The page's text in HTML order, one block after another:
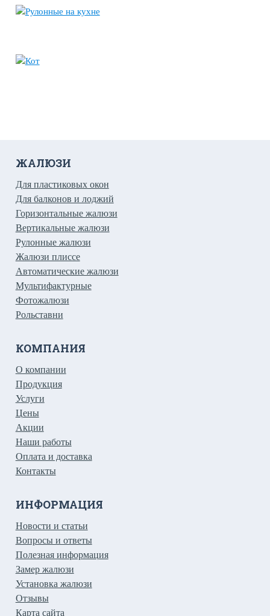
ЖАЛЮЗИ
Для пластиковых окон
Для балконов и лоджий
Горизонтальные жалюзи
Вертикальные жалюзи
Рулонные жалюзи
Жалюзи плиссе
Автоматические жалюзи
Мультифактурные
Фотожалюзи
Рольставни
КОМПАНИЯ
О компании
Продукция
Услуги
Цены
Акции
Наши работы
Оплата и доставка
Контакты
ИНФОРМАЦИЯ
Новости и статьи
Вопросы и ответы
Полезная информация
Замер жалюзи
Установка жалюзи
Отзывы
Карта сайта